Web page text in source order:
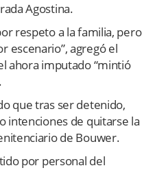
Agostina.
respeto a la familia, pero
escenario”, agregó el
ahora imputado “mintió
que tras ser detenido,
intenciones de quitarse la
de Bouwer.
por personal del